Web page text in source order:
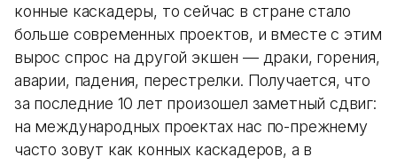
конные каскадеры, то сейчас в стране стало
больше современных проектов, и вместе с этим
вырос спрос на другой экшен — драки, горения,
аварии, падения, перестрелки. Получается, что
за последние 10 лет произошел заметный сдвиг:
на международных проектах нас по-прежнему
часто зовут как конных каскадеров, а в